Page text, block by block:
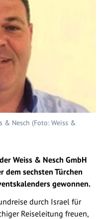
& Nesch (Foto: Weiss &
Weiss & Nesch GmbH
dem sechsten Türchen
gewonnen.
durch Israel für
Reiseleitung freuen,